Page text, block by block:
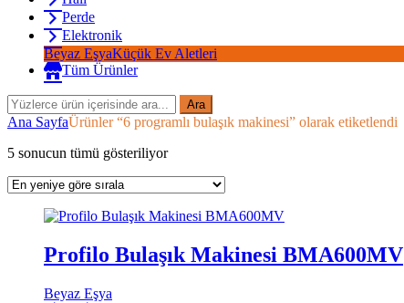
Perde
Elektronik
Beyaz EşyaKüçük Ev Aletleri
Tüm Ürünler
Ara
Ana SayfaÜrünler “6 programlı bulaşık makinesi” olarak etiketlendi
5 sonucun tümü gösteriliyorEn
Profilo Bulaşık Makinesi BMA600MV
Beyaz Eşya